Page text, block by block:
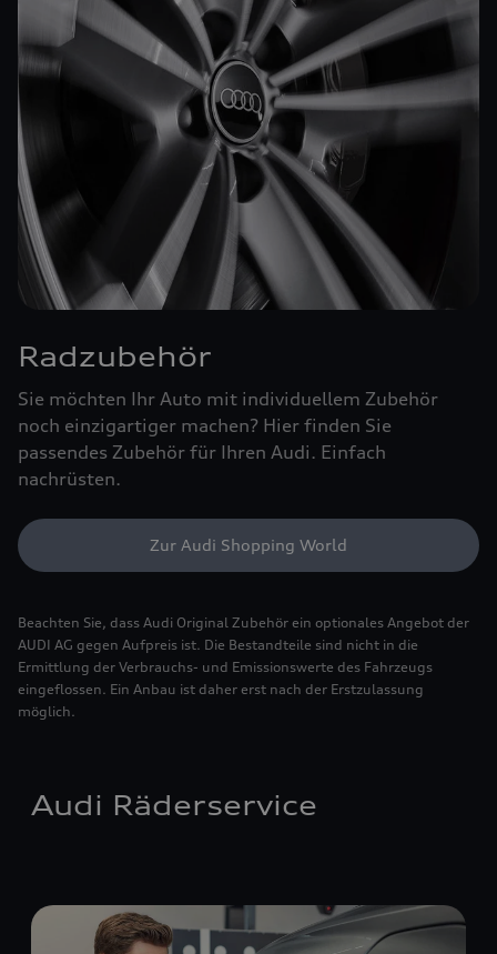
Radzubehör
Sie möchten Ihr Auto mit individuellem Zubehör
noch einzigartiger machen? Hier finden Sie
passendes Zubehör für Ihren Audi. Einfach
nachrüsten.
Zur Audi Shopping World
Beachten Sie, dass Audi Original Zubehör ein optionales Angebot der
AUDI AG gegen Aufpreis ist. Die Bestandteile sind nicht in die
Ermittlung der Verbrauchs- und Emissionswerte des Fahrzeugs
eingeflossen. Ein Anbau ist daher erst nach der Erstzulassung
möglich.
Audi Räderservice